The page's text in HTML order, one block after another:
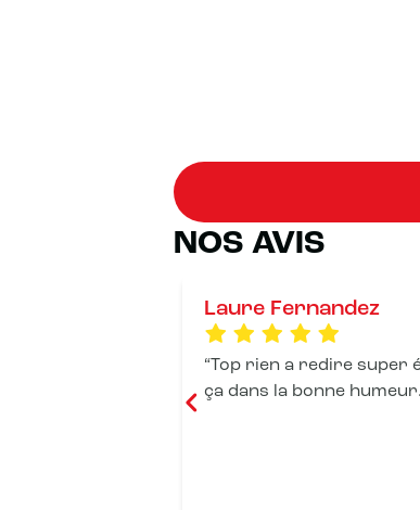
NOS AVIS
Laure Fernandez
Top rien a redire super
ça dans la bonne